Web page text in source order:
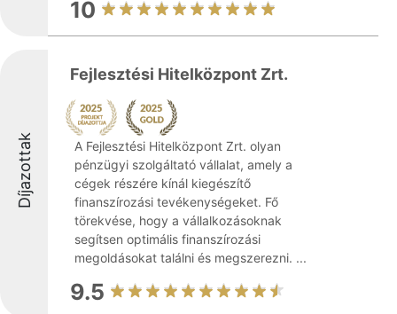
10
Díjazottak
Fejlesztési Hitelközpont Zrt.
A Fejlesztési Hitelközpont Zrt. olyan
pénzügyi szolgáltató vállalat, amely a
cégek részére kínál kiegészítő
finanszírozási tevékenységeket. Fő
törekvése, hogy a vállalkozásoknak
segítsen optimális finanszírozási
megoldásokat találni és megszerezni. ...
9.5